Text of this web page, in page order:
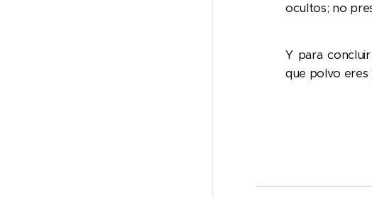
ocultos; no
Y para
que polvo eres